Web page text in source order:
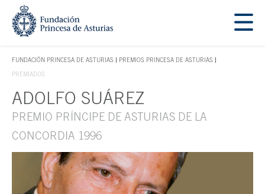
Saltar navegación. Ir directamente al contenido principal
FUNDACIÓN PRINCESA DE ASTURIAS
TECLA DE ACCESO 1
PREMIOS PRINCESA DE ASTURIAS
PREMIADOS
Contenido principal
ADOLFO SUÁREZ
PREMIO PRÍNCIPE DE ASTURIAS DE LA
CONCORDIA 1996